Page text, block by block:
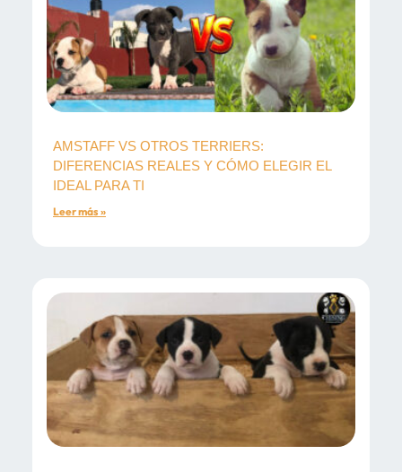
AMSTAFF VS OTROS TERRIERS:
DIFERENCIAS REALES Y CÓMO ELEGIR EL
IDEAL PARA TI
Leer más »